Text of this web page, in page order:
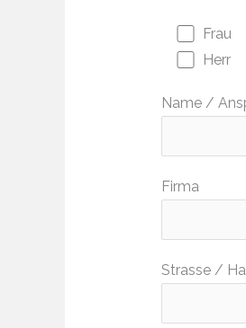
Frau
Herr
Name /
Firma
Strasse /